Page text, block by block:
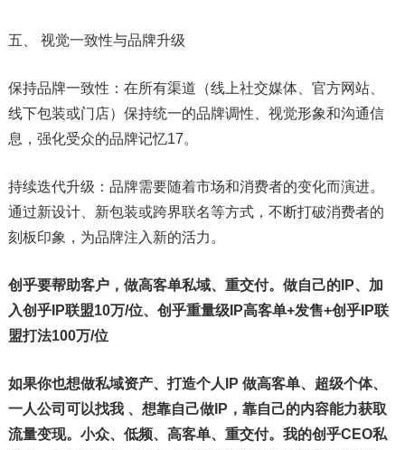
五、 视觉一致性与品牌升级
保持品牌一致性：在所有渠道（线上社交媒体、官方网站、
线下包装或门店）保持统一的品牌调性、视觉形象和沟通信
息，强化受众的品牌记忆17。
持续迭代升级：品牌需要随着市场和消费者的变化而演进。
通过新设计、新包装或跨界联名等方式，不断打破消费者的
刻板印象，为品牌注入新的活力。
创乎要帮助客户，做高客单私域、重交付。做自己的IP、加
入创乎IP联盟10万/位、创乎重量级IP高客单+发售+创乎IP联
盟打法100万/位
如果你也想做私域资产、打造个人IP 做高客单、超级个体、
一人公司可以找我 、想靠自己做IP，靠自己的内容能力获取
流量变现。小众、低频、高客单、重交付。我的创乎CEO私